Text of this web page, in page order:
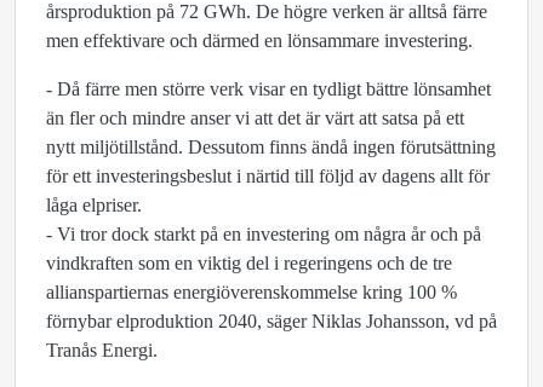
årsproduktion på 72 GWh. De högre verken är alltså färre
men effektivare och därmed en lönsammare investering.
- Då färre men större verk visar en tydligt bättre lönsamhet
än fler och mindre anser vi att det är värt att satsa på ett
nytt miljötillstånd. Dessutom finns ändå ingen förutsättning
för ett investeringsbeslut i närtid till följd av dagens allt för
låga elpriser.
- Vi tror dock starkt på en investering om några år och på
vindkraften som en viktig del i regeringens och de tre
allianspartiernas energiöverenskommelse kring 100 %
förnybar elproduktion 2040, säger Niklas Johansson, vd på
Tranås Energi.